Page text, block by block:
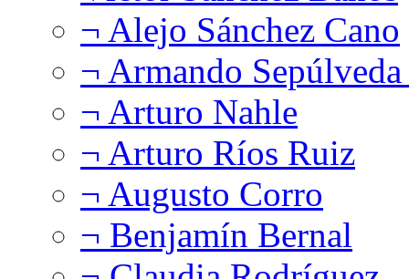
¬ Alejo Sánchez Cano
¬ Armando
¬ Arturo Nahle
¬ Arturo Ríos Ruiz
¬ Augusto Corro
¬ Benjamín Bernal